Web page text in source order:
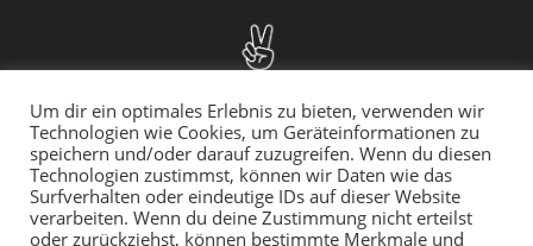
Um dir ein optimales Erlebnis zu bieten, verwenden wir
Technologien wie Cookies, um Geräteinformationen zu
speichern und/oder darauf zuzugreifen. Wenn du diesen
Technologien zustimmst, können wir Daten wie das
Surfverhalten oder eindeutige IDs auf dieser Website
verarbeiten. Wenn du deine Zustimmung nicht erteilst
oder zurückziehst, können bestimmte Merkmale und